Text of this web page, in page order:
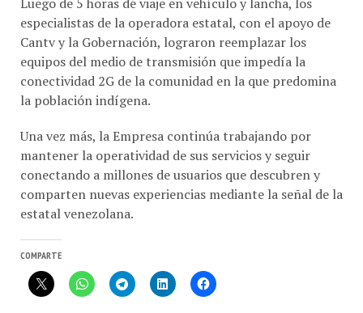
especialistas de la operadora estatal, con el apoyo de
Cantv y la Gobernación, lograron reemplazar los
equipos del medio de transmisión que impedía la
conectividad 2G de la comunidad en la que predomina
la población indígena.
mantener la operatividad de sus servicios y seguir
conectando a millones de usuarios que descubren y
comparten nuevas experiencias mediante la señal de la
estatal venezolana.
COMPARTE